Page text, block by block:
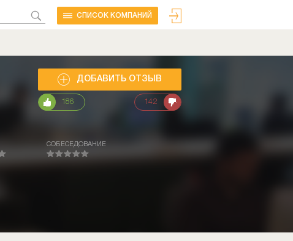
CПИСОК КОМПАНИЙ
ДОБАВИТЬ ОТЗЫВ
186 142
СОБЕСЕДОВАНИЕ